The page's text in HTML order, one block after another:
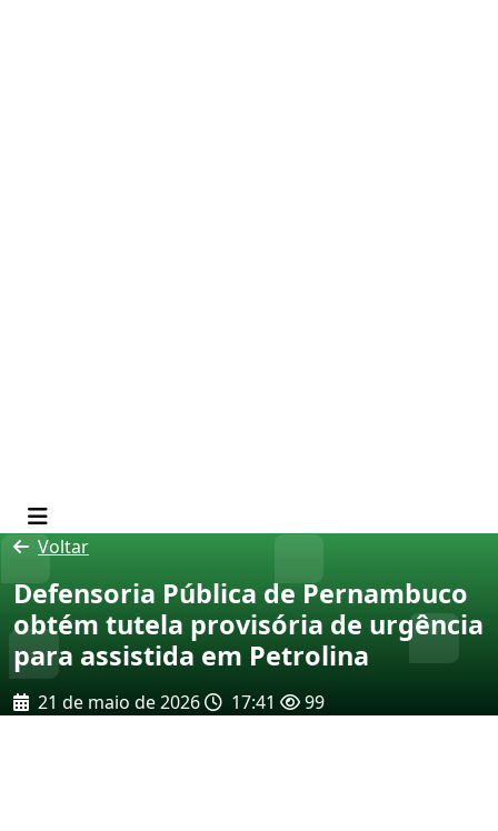
Voltar
Defensoria Pública de Pernambuco
obtém tutela provisória de urgência
para assistida em Petrolina
21 de maio de 2026 17:41 99